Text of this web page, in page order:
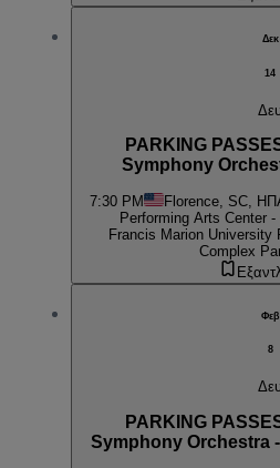
Δεκ
14
PARKING
Symphony
7:30 PM Florence, SC,
Performing Arts Center
Francis Marion University
Complex
Φεβ
8
PARKING
Symphony Orchestra